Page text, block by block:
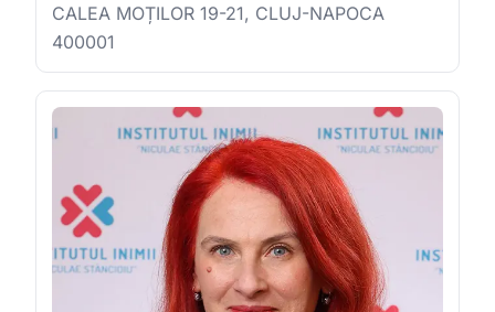
CALEA MOȚILOR 19-21, CLUJ-NAPOCA
400001